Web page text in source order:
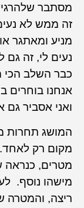
מסתבר שלהרגיש
זה ממש לא
מניע ומאתגר
נעים לי, זה גם
כבר השלב הכי
אנחנו בוחרים
ואני אסביר גם
המושג תחרות
מטרים, כנראה
מישהו נוסף.